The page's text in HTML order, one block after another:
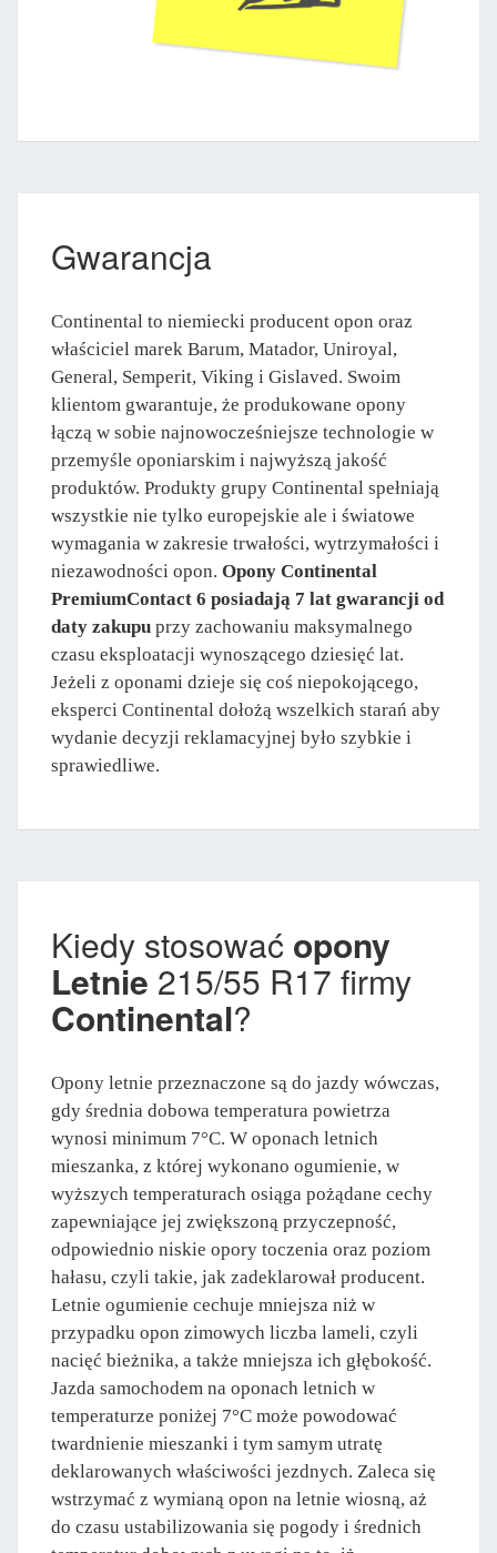
Gwarancja
Continental to niemiecki producent opon oraz
właściciel marek Barum, Matador, Uniroyal,
General, Semperit, Viking i Gislaved. Swoim
klientom gwarantuje, że produkowane opony
łączą w sobie najnowocześniejsze technologie w
przemyśle oponiarskim i najwyższą jakość
produktów. Produkty grupy Continental spełniają
wszystkie nie tylko europejskie ale i światowe
wymagania w zakresie trwałości, wytrzymałości i
niezawodności opon. Opony Continental
PremiumContact 6 posiadają 7 lat gwarancji od
daty zakupu przy zachowaniu maksymalnego
czasu eksploatacji wynoszącego dziesięć lat.
Jeżeli z oponami dzieje się coś niepokojącego,
eksperci Continental dołożą wszelkich starań aby
wydanie decyzji reklamacyjnej było szybkie i
sprawiedliwe.
Kiedy stosować opony
Letnie 215/55 R17 firmy
Continental?
Opony letnie przeznaczone są do jazdy wówczas,
gdy średnia dobowa temperatura powietrza
wynosi minimum 7°C. W oponach letnich
mieszanka, z której wykonano ogumienie, w
wyższych temperaturach osiąga pożądane cechy
zapewniające jej zwiększoną przyczepność,
odpowiednio niskie opory toczenia oraz poziom
hałasu, czyli takie, jak zadeklarował producent.
Letnie ogumienie cechuje mniejsza niż w
przypadku opon zimowych liczba lameli, czyli
nacięć bieżnika, a także mniejsza ich głębokość.
Jazda samochodem na oponach letnich w
temperaturze poniżej 7°C może powodować
twardnienie mieszanki i tym samym utratę
deklarowanych właściwości jezdnych. Zaleca się
wstrzymać z wymianą opon na letnie wiosną, aż
do czasu ustabilizowania się pogody i średnich